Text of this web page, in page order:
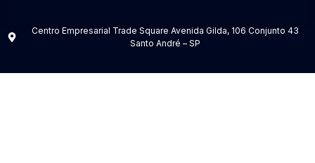
Centro Empresarial Trade Square Avenida Gilda, 106 Conjunto 43
Santo André – SP